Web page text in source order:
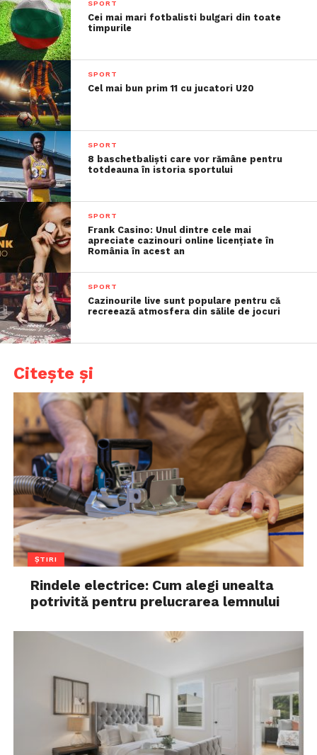
SPORT
Cei mai mari fotbalisti bulgari din toate
timpurile
SPORT
Cel mai bun prim 11 cu jucatori U20
SPORT
8 baschetbaliști care vor rămâne pentru
totdeauna în istoria sportului
SPORT
Frank Casino: Unul dintre cele mai
apreciate cazinouri online licențiate în
România în acest an
SPORT
Cazinourile live sunt populare pentru că
recreează atmosfera din sălile de jocuri
Citește și
ȘTIRI
Rindele electrice: Cum alegi unealta
potrivită pentru prelucrarea lemnului